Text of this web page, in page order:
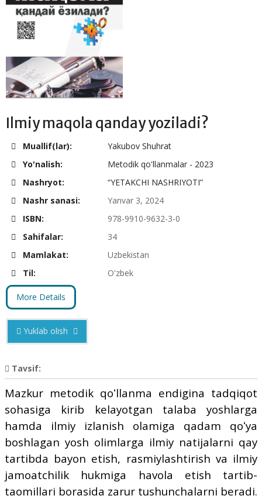
Ilmiy maqola qanday yoziladi?
Muallif(lar):
Yakubov Shuhrat
Yo'nalish:
Metodik qo'llanmalar - 2023
Nashryot:
“YETAKCHI NASHRIYOTI”
Nashr sanasi:
Yanvar 3, 2024
ISBN:
978-9910-9632-3-0
Sahifalar:
34
Mamlakat:
Uzbekistan
Til:
O'zbek
More Details
Yuklab olish
Tavsif:
Mazkur metodik qoʻllanma endigina tadqiqot
sohasiga kirib kelayotgan talaba yoshlarga
hamda ilmiy izlanish olamiga qadam qoʻya
boshlagan yosh olimlarga ilmiy natijalarni qay
tartibda bayon etish, rasmiylashtirish va ilmiy
jamoatchilik hukmiga havola etish tartib-
taomillari borasida zarur tushunchalarni beradi.